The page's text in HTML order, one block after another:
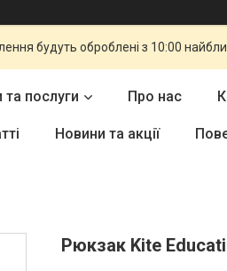
будуть оброблені з 10:00
та послуги Про нас
Новини та акції
Рюкзак Kite